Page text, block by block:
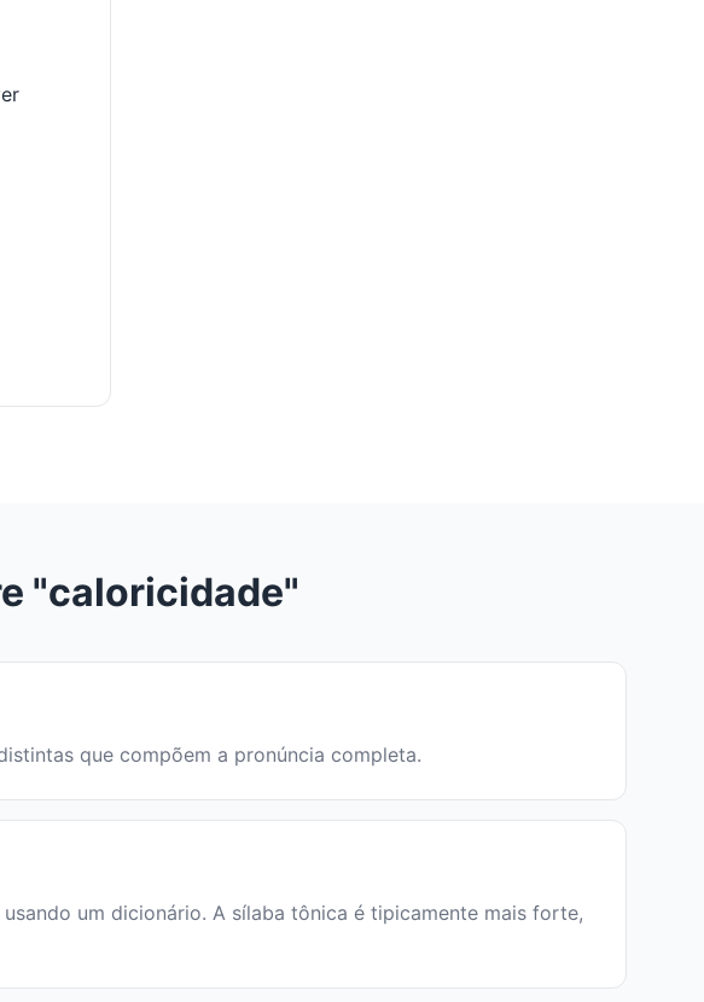
"caloricidade"
que compõem a pronúncia completa.
um dicionário. A sílaba tônica é tipicamente mais forte,